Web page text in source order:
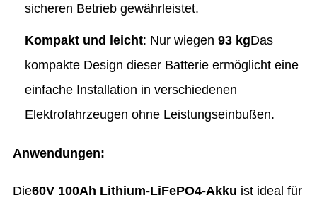
sicheren Betrieb gewährleistet.
Kompakt und leicht: Nur wiegen93 kgDas
kompakte Design dieser Batterie ermöglicht eine
einfache Installation in verschiedenen
Elektrofahrzeugen ohne Leistungseinbußen.
Anwendungen:
Die60V 100Ah Lithium-LiFePO4-Akku ist ideal für